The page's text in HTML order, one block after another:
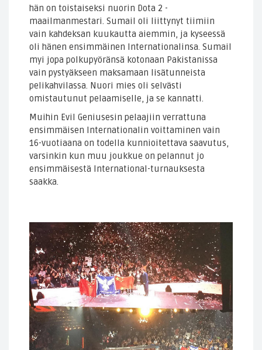
hän on toistaiseksi nuorin Dota 2 -
maailmanmestari. Sumail oli liittynyt tiimiin
vain kahdeksan kuukautta aiemmin, ja kyseessä
oli hänen ensimmäinen Internationalinsa. Sumail
myi jopa polkupyöränsä kotonaan Pakistanissa
vain pystyäkseen maksamaan lisätunneista
pelikahvilassa. Nuori mies oli selvästi
omistautunut pelaamiselle, ja se kannatti.
Muihin Evil Geniusesin pelaajiin verrattuna
ensimmäisen Internationalin voittaminen vain
16-vuotiaana on todella kunnioitettava saavutus,
varsinkin kun muu joukkue on pelannut jo
ensimmäisestä International-turnauksesta
saakka.